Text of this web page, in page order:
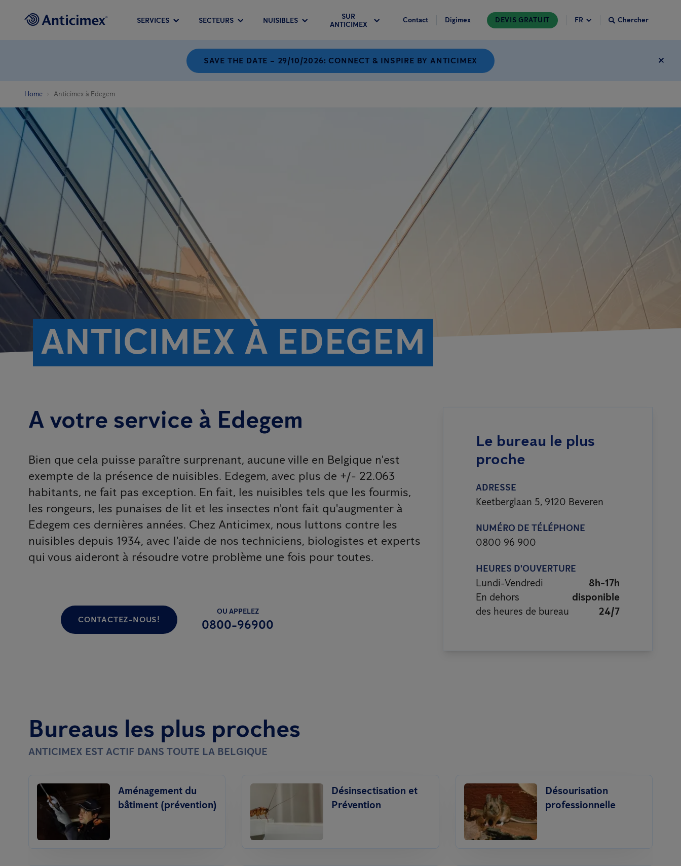
SERVICES SECTEURS NUISIBLES
SUR
ANTICIMEX
Contact Digimex DEVIS GRATUIT Chercher
SAVE THE DATE – 29/10/2026: CONNECT & INSPIRE BY ANTICIMEX
Home Anticimex à Edegem
ANTICIMEX À EDEGEM
A votre service à Edegem
Bien que cela puisse paraître surprenant, aucune ville en Belgique n'est
exempte de la présence de nuisibles. Edegem, avec plus de +/- 22.063
habitants, ne fait pas exception. En fait, les nuisibles tels que les fourmis,
les rongeurs, les punaises de lit et les insectes n'ont fait qu'augmenter à
Edegem ces dernières années. Chez Anticimex, nous luttons contre les
nuisibles depuis 1934, avec l'aide de nos techniciens, biologistes et experts
qui vous aideront à résoudre votre problème une fois pour toutes.
CONTACTEZ-NOUS!
OU APPELEZ
0800-96900
Le bureau le plus
proche
ADRESSE
Keetberglaan 5, 9120 Beveren
NUMÉRO DE TÉLÉPHONE
0800 96 900
HEURES D'OUVERTURE
Lundi-Vendredi
8h-17h
En dehors
disponible
des heures de bureau
24/7
Bureaus les plus proches
ANTICIMEX EST ACTIF DANS TOUTE LA BELGIQUE
Aménagement du
bâtiment (prévention)
Désinsectisation et
Prévention
Désourisation
professionnelle